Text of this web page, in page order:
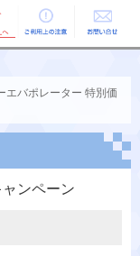
ご利用上の お問い合せ
エバポレーター 特別価
ンペーン